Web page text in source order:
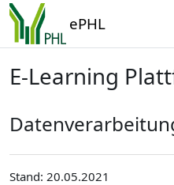
Zum Hauptinhalt
ePHL
E-Learning
Stand: 20.05.2021